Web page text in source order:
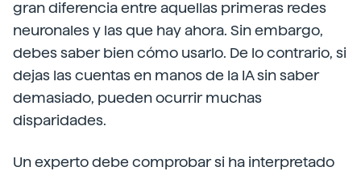
gran diferencia entre aquellas primeras redes
neuronales y las que hay ahora. Sin embargo,
debes saber bien cómo usarlo. De lo contrario, si
dejas las cuentas en manos de la IA sin saber
demasiado, pueden ocurrir muchas
disparidades.
Un experto debe comprobar si ha interpretado